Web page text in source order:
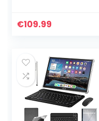
Core,Dual
€109.99